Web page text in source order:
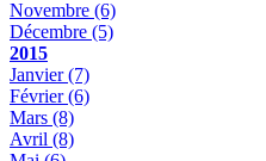
Novembre (6)
Décembre (5)
2015
Janvier(7)
Février(6)
Mars (8)
Avril (8)